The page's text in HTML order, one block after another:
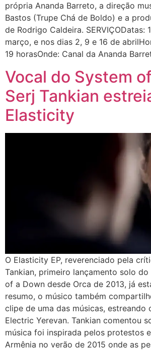
própria Ananda Barreto, a direção
Bastos (Trupe Chá de Boldo) e a
de Rodrigo Caldeira. SERVIÇODatas:
março, e nos dias 2, 9 e 16 de
19 horasOnde: Canal da Ananda
Vocal do System
Serj Tankian
Elasticity
O Elasticity EP, reverenciado pela
Tankian, primeiro lançamento solo
of a Down desde Orca de 2013, já
resumo, o músico também
clipe de uma das músicas, estreando
Electric Yerevan. Tankian comentou
música foi inspirada pelos protestos
Armênia no verão de 2015 onde as